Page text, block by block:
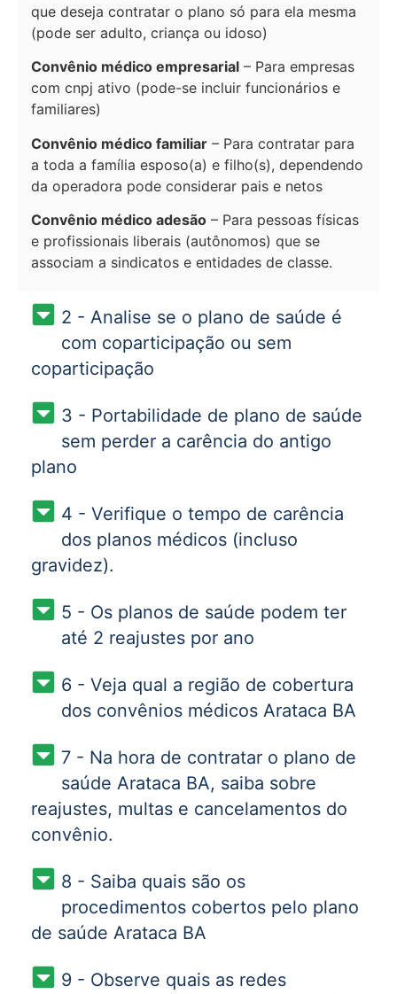
que deseja contratar o plano só para ela mesma
(pode ser adulto, criança ou idoso)
Convênio médico empresarial – Para empresas
com cnpj ativo (pode-se incluir funcionários e
familiares)
Convênio médico familiar – Para contratar para
a toda a família esposo(a) e filho(s), dependendo
da operadora pode considerar pais e netos
Convênio médico adesão – Para pessoas físicas
e profissionais liberais (autônomos) que se
associam a sindicatos e entidades de classe.
2 - Analise se o plano de saúde é
com coparticipação ou sem
coparticipação
3 - Portabilidade de plano de saúde
sem perder a carência do antigo
plano
4 - Verifique o tempo de carência
dos planos médicos (incluso
gravidez).
5 - Os planos de saúde podem ter
até 2 reajustes por ano
6 - Veja qual a região de cobertura
dos convênios médicos Arataca BA
7 - Na hora de contratar o plano de
saúde Arataca BA, saiba sobre
reajustes, multas e cancelamentos do
convênio.
8 - Saiba quais são os
procedimentos cobertos pelo plano
de saúde Arataca BA
9 - Observe quais as redes